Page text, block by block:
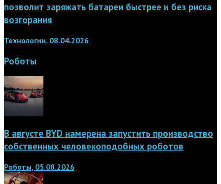
позволит заряжать батареи быстрее и без риска
возгорания
Технологии, 08.04.2026
Роботы
В августе BYD намерена запустить производство
собственных человекоподобных роботов
Роботы, 05.08.2026